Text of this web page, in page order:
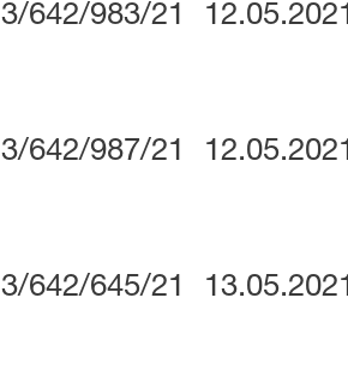
3/642/983/21
3/642/987/21
3/642/645/21